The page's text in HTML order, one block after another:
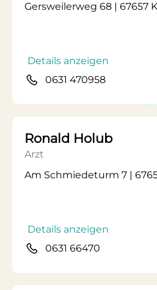
Gersweilerweg 68 | 67657
Details anzeigen
0631 470958
Ronald Holub
Arzt
Am Schmiedeturm 7 |
Details anzeigen
0631 66470